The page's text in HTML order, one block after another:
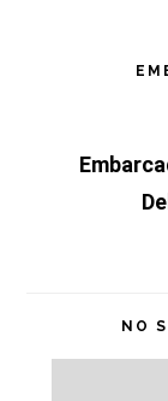
Barra
NO